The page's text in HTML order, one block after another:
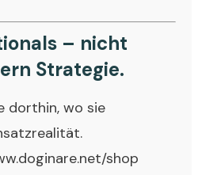
– nicht
Strategie.
dorthin, wo sie
shop